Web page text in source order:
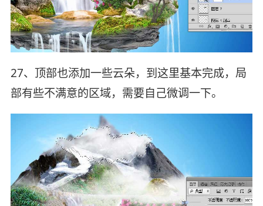
27、顶部也添加一些云朵，到这里基本完成，局
部有些不满意的区域，需要自己微调一下。